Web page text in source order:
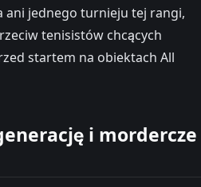
ani jednego turnieju tej rangi,
tenisistów chcących
startem na obiektach All
i mordercze